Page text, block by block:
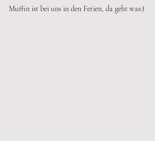
Muffin ist bei uns in den Ferien, da geht was:)